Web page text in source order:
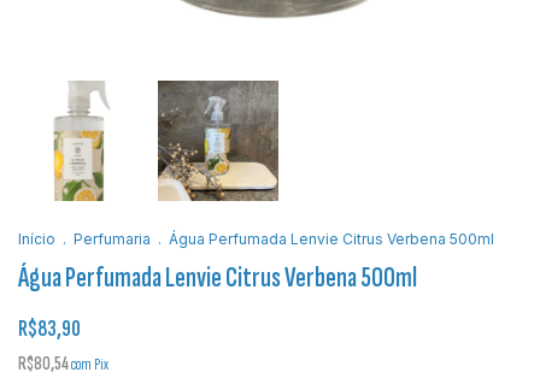
Início . Perfumaria . Água Perfumada Lenvie Citrus Verbena 500ml
Água Perfumada Lenvie Citrus Verbena 500ml
R$83,90
R$80,54com Pix